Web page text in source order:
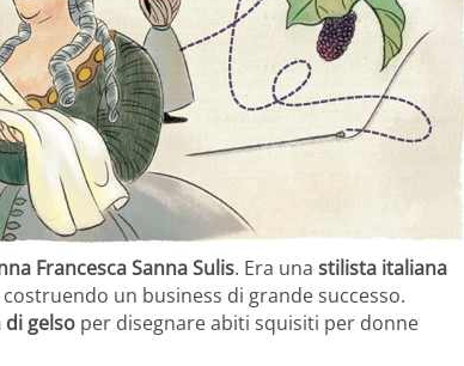
Francesca Sanna Sulis. Era una stilista italiana
un business di grande successo.
di gelso per disegnare abiti squisiti per donne